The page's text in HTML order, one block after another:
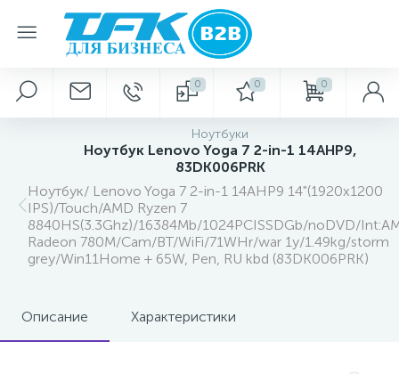
0 0 0
Ноутбуки
Ноутбук Lenovo Yoga 7 2-in-1 14AHP9,
83DK006PRK
Ноутбук/ Lenovo Yoga 7 2-in-1 14AHP9 14"(1920x1200
IPS)/Touch/AMD Ryzen 7
8840HS(3.3Ghz)/16384Mb/1024PCISSDGb/noDVD/
Radeon 780M/Cam/BT/WiFi/71WHr/war 1y/1.49kg/storm
grey/Win11Home + 65W, Pen, RU kbd (83DK006PRK)
Описание Характеристики